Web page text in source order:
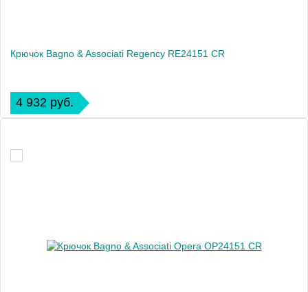
Крючок Bagno & Associati Regency RE24151 CR
4 932 руб.